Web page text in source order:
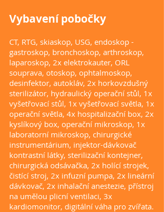
Vybavení pobočky
CT, RTG, skiaskop, USG, endoskop -
gastroskop, bronchoskop, arthroskop,
laparoskop, 2x elektrokauter, ORL
souprava, otoskop, ophtalmoskop,
desinfektor, autokláv, 2x horkovzdušný
sterilizátor, hydraulický operační stůl, 1x
vyšetřovací stůl, 1x vyšetřovací světla, 1x
operační světla, 4x hospitalizační box, 2x
kyslíkový box, operační mikroskop, 1x
laboratorní mikroskop, chirurgické
instrumentárium, injektor-dávkovač
kontrastní látky, sterilizační kontejner,
chirurgická odsávačka, 2x holící strojek,
čistící stroj, 2x infuzní pumpa, 2x lineární
dávkovač, 2x inhalační anestezie, přístroj
na umělou plicní ventilaci, 3x
kardiomonitor, digitální váha pro zvířata.